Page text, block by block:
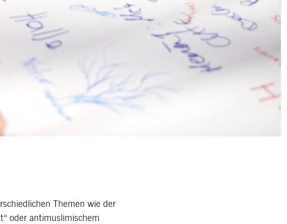
Themen wie der
oder antimuslimischem